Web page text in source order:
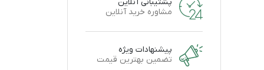
مشاوره خرید آنلاین
پیشنهادات ویژه
تضمین بهترین قیمت